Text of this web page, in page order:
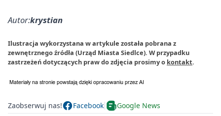
Autor:krystian
Ilustracja wykorzystana w artykule została pobrana z
zewnętrznego źródła (Urząd Miasta Siedlce). W przypadku
zastrzeżeń dotyczących praw do zdjęcia prosimy o kontakt.
Zaobserwuj nas! Facebook Google News